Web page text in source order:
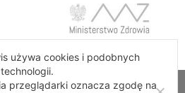
używa cookies i podobnych
technologii.
przeglądarki oznacza zgodę na